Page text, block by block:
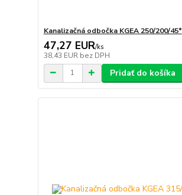
Kanalizačná odbočka KGEA 250/200/45°
47,27 EUR/ks
38,43 EUR bez DPH
Pridať do košíka